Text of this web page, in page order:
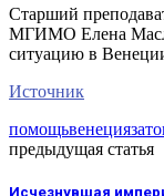
Старший
МГИМО Елена
ситуацию в
Источник
помощьвенеция
предыдущая статья
Исчезнувшая